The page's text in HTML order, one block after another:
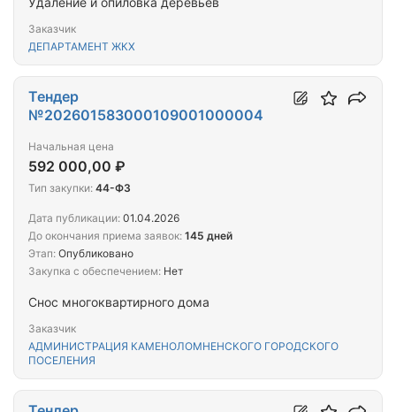
Заказчик
ДЕПАРТАМЕНТ ЖКХ
Снос многоквартирного дома
Заказчик
АДМИНИСТРАЦИЯ КАМЕНОЛОМНЕНСКОГО ГОРОДСКОГО
ПОСЕЛЕНИЯ
Тендер
№202601583000109001000004
Начальная цена
592 000,00 ₽
Тип закупки: 44-ФЗ
Дата публикации: 01.04.2026
До окончания приема заявок: 145 дней
Этап: Опубликовано
Закупка с обеспечением: Нет